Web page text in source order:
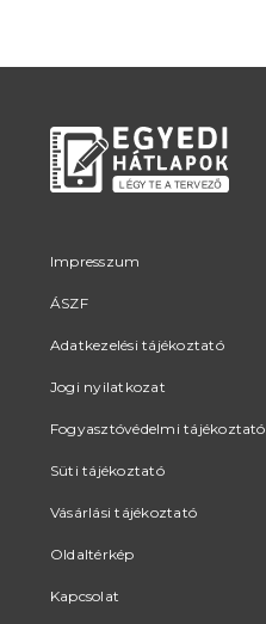
Impresszum
ÁSZF
Adatkezelési tájékoztató
Jogi nyilatkozat
Fogyasztóvédelmi tájékoztató
Süti tájékoztató
Vásárlási tájékoztató
Oldaltérkép
Kapcsolat